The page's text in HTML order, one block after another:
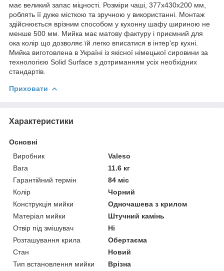
має великий запас міцності. Розміри чаші, 377x430x200 мм,
роблять її дуже місткою та зручною у використанні. Монтаж
здійснюється врізним способом у кухонну шафу шириною не
менше 500 мм. Мийка має матову фактуру і приємний для
ока колір що дозволяє їй легко вписатися в інтер'єр кухні.
Мийка виготовлена в Україні із якісної німецької сировини за
технологією Solid Surface з дотриманням усіх необхідних
стандартів.
Приховати
Характеристики
Основні
Виробник
Valeso
Вага
11.6 кг
Гарантійний термін
84 міс
Колір
Чорний
Конструкція мийки
Одночашева з крилом
Матеріал мийки
Штучний камінь
Отвір під змішувач
Ні
Розташування крила
Обертаєма
Стан
Новий
Тип встановлення мийки
Врізна